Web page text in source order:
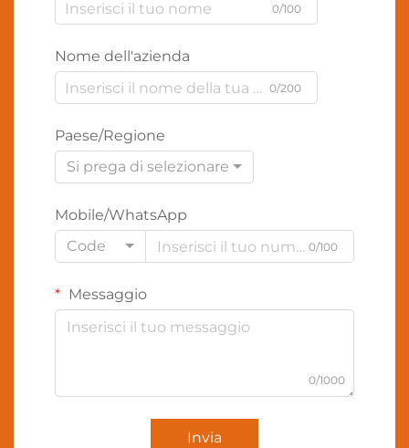
0/100
Nome dell'azienda
0/200
Paese/Regione
Si prega di selezionare
Mobile/WhatsApp
Code
0/100
Messaggio
0/1000
Invia